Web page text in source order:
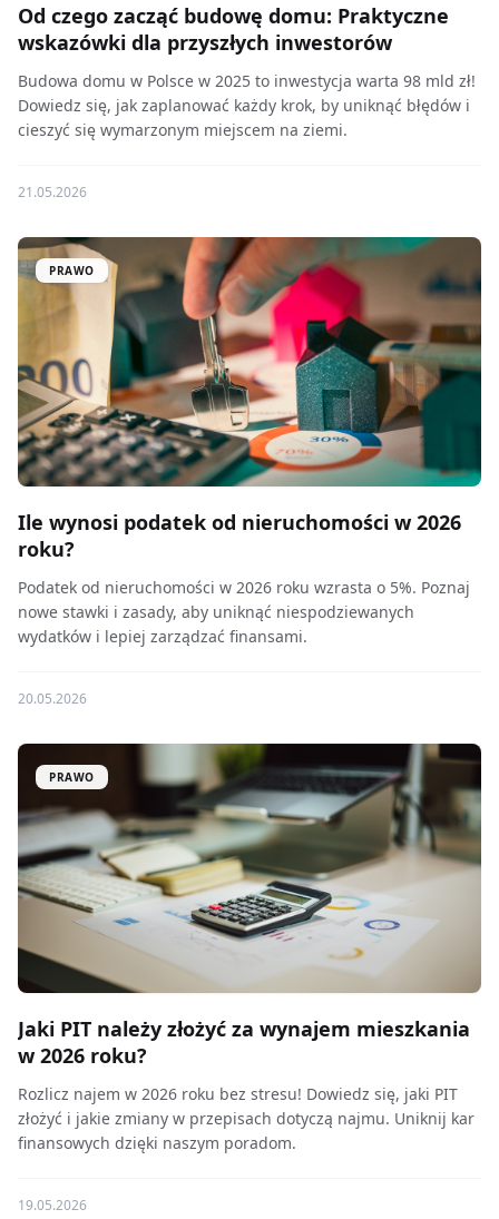
Od czego zacząć budowę domu: Praktyczne
wskazówki dla przyszłych inwestorów
Budowa domu w Polsce w 2025 to inwestycja warta 98 mld zł!
Dowiedz się, jak zaplanować każdy krok, by uniknąć błędów i
cieszyć się wymarzonym miejscem na ziemi.
21.05.2026
PRAWO
Ile wynosi podatek od nieruchomości w 2026
roku?
Podatek od nieruchomości w 2026 roku wzrasta o 5%. Poznaj
nowe stawki i zasady, aby uniknąć niespodziewanych
wydatków i lepiej zarządzać finansami.
20.05.2026
PRAWO
Jaki PIT należy złożyć za wynajem mieszkania
w 2026 roku?
Rozlicz najem w 2026 roku bez stresu! Dowiedz się, jaki PIT
złożyć i jakie zmiany w przepisach dotyczą najmu. Uniknij kar
finansowych dzięki naszym poradom.
19.05.2026